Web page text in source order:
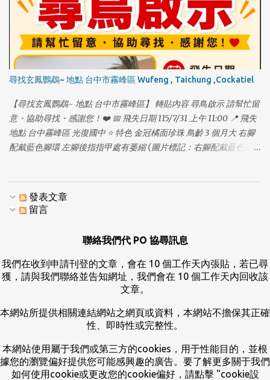
尋找玄鳳鸚鵡~ 地點 台中市霧峰區 Wufeng , Taichung ,Cockatiel
【尋找玄鳳鸚鵡~ 地點 台中市霧峰區】 轉貼內容 尋鳥啟示 請幫忙留
意・協助尋找・感謝您！❤️ 📅 飛失日期 115/7/31 上午 11:00 📍 飛失
地點 台中霧峰區 光復國中 ⭐ 特色 金冠橘面珍珠 鳥齡 3 個月大 右腳
配戴藍色腳環 左腳後指指甲處有萎縮 (圖片標記：右腳配戴藍色腳
發表文章
留言
聯絡我們代 PO 協尋訊息
我們在收到申請刊登的文章，會在 10 個工作天內張貼，若已尋
獲，請與我們聯絡並告知網址，我們會在 10 個工作天內回收該
文章。
本網站所提供相關連結網站之網頁或資料，本網站不擔保其正確
性、即時性或完整性。
本網站使用屬于我們或第三方的cookies，用于性能目的，並根
據您的瀏覽偏好提供您可能感興趣的廣告。要了解更多關于我們
如何使用cookie或更改您的cookie偏好，請點擊 "cookie設